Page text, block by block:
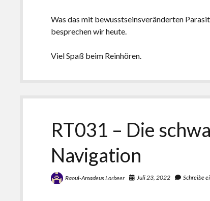
Was das mit bewusstseinsveränderten
besprechen wir heute.
Viel Spaß beim Reinhören.
RT031 – Die
Navigation
Raoul-Amadeus Lorbeer Juli 23, 2022 Schreibe